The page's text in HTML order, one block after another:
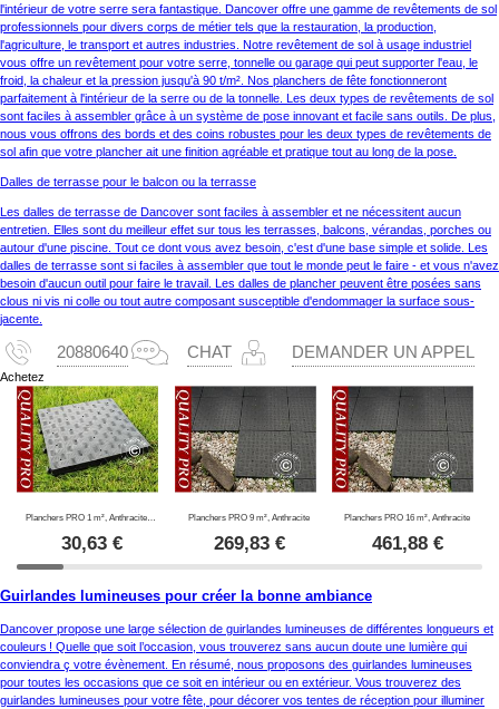
l'intérieur de votre serre sera fantastique. Dancover offre une gamme de revêtements de sol
professionnels pour divers corps de métier tels que la restauration, la production,
l'agriculture, le transport et autres industries. Notre revêtement de sol à usage industriel
vous offre un revêtement pour votre serre, tonnelle ou garage qui peut supporter l'eau, le
froid, la chaleur et la pression jusqu'à 90 t/m². Nos planchers de fête fonctionneront
parfaitement à l'intérieur de la serre ou de la tonnelle. Les deux types de revêtements de sol
sont faciles à assembler grâce à un système de pose innovant et facile sans outils. De plus,
nous vous offrons des bords et des coins robustes pour les deux types de revêtements de
sol afin que votre plancher ait une finition agréable et pratique tout au long de la pose.
Dalles de terrasse pour le balcon ou la terrasse
Les dalles de terrasse de Dancover sont faciles à assembler et ne nécessitent aucun
entretien. Elles sont du meilleur effet sur tous les terrasses, balcons, vérandas, porches ou
autour d'une piscine. Tout ce dont vous avez besoin, c'est d'une base simple et solide. Les
dalles de terrasse sont si faciles à assembler que tout le monde peut le faire - et vous n'avez
besoin d'aucun outil pour faire le travail. Les dalles de plancher peuvent être posées sans
clous ni vis ni colle ou tout autre composant susceptible d'endommager la surface sous-
jacente.
20880640 CHAT DEMANDER UN APPEL
Achetez
30,63€
Planchers PRO 9 m², Anthracite
269,83€
Planchers PRO 16 m², Anthracite
461,88€
Guirlandes lumineuses pour créer la bonne ambiance
Dancover propose une large sélection de guirlandes lumineuses de différentes longueurs et
couleurs ! Quelle que soit l’occasion, vous trouverez sans aucun doute une lumière qui
conviendra ç votre évènement. En résumé, nous proposons des guirlandes lumineuses
pour toutes les occasions que ce soit en intérieur ou en extérieur. Vous trouverez des
guirlandes lumineuses pour votre fête, pour décorer vos tentes de réception pour illuminer